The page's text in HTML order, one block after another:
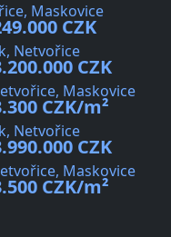
Maskovice
CZK
Netvořice
CZK
Maskovice
CZK/m²
Netvořice
CZK
Maskovice
CZK/m²